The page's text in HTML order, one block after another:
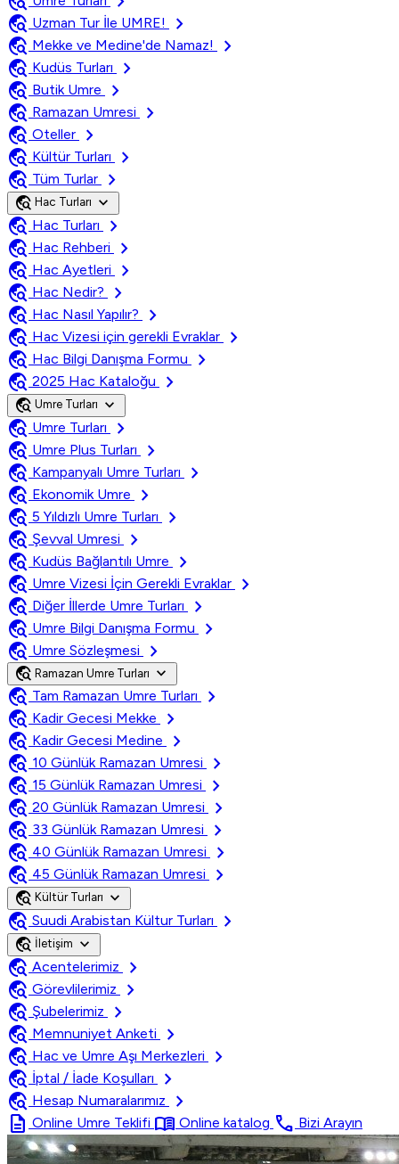
travel_explore Uzman Tur İle UMRE!
chevron_right
travel_explore Mekke ve Medine'de Namaz!
chevron_right
travel_explore Kudüs Turları
chevron_right
travel_explore Butik Umre
chevron_right
travel_explore Ramazan Umresi
chevron_right
travel_explore Oteller
chevron_right
travel_explore Kültür Turları
chevron_right
travel_explore Tüm Turlar chevron_right
travel_explore Hac Turları expand_more
travel_explore Hac Turları
chevron_right
travel_explore Hac Rehberi
chevron_right
travel_explore Hac Ayetleri
chevron_right
travel_explore Hac Nedir?
chevron_right
travel_explore Hac Nasıl Yapılır?
chevron_right
travel_explore Hac Vizesi için gerekli Evraklar
chevron_right
travel_explore Hac Bilgi Danışma Formu
chevron_right
travel_explore 2025 Hac Kataloğu chevron_right
travel_explore Umre Turları expand_more
travel_explore Umre Turları
chevron_right
travel_explore Umre Plus Turları
chevron_right
travel_explore Kampanyalı Umre Turları
chevron_right
travel_explore Ekonomik Umre
chevron_right
travel_explore 5 Yıldızlı Umre Turları
chevron_right
travel_explore Şevval Umresi
chevron_right
travel_explore Kudüs Bağlantılı Umre
chevron_right
travel_explore Umre Vizesi İçin Gerekli Evraklar
chevron_right
travel_explore Diğer İllerde Umre Turları
chevron_right
travel_explore Umre Bilgi Danışma Formu
chevron_right
travel_explore Umre Sözleşmesi chevron_right
travel_explore Ramazan Umre Turları expand_more
travel_explore Tam Ramazan Umre Turları
chevron_right
travel_explore Kadir Gecesi Mekke
chevron_right
travel_explore Kadir Gecesi Medine
chevron_right
travel_explore 10 Günlük Ramazan Umresi
chevron_right
travel_explore 15 Günlük Ramazan Umresi
chevron_right
travel_explore 20 Günlük Ramazan Umresi
chevron_right
travel_explore 33 Günlük Ramazan Umresi
chevron_right
travel_explore 40 Günlük Ramazan Umresi
chevron_right
travel_explore 45 Günlük Ramazan Umresi chevron_right
travel_explore Kültür Turları expand_more
travel_explore Suudi Arabistan Kültur Turları chevron_right
travel_explore İletişim expand_more
travel_explore Acentelerimiz
chevron_right
travel_explore Görevlilerimiz
chevron_right
travel_explore Şubelerimiz
chevron_right
travel_explore Memnuniyet Anketi
chevron_right
travel_explore Hac ve Umre Aşı Merkezleri
chevron_right
travel_explore İptal / İade Koşulları
chevron_right
travel_explore Hesap Numaralarımız
chevron_right
description Online Umre Teklifi menu_book Online katalog call Bizi Arayın